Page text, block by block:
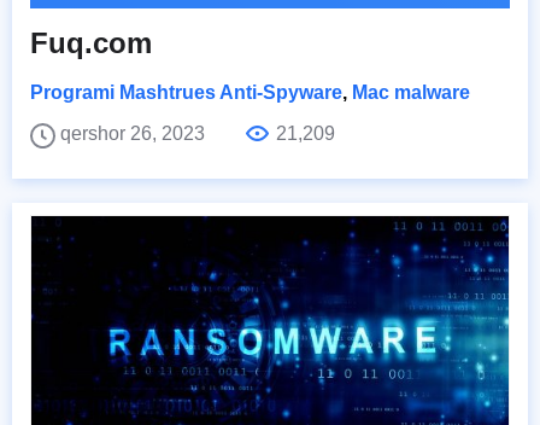
Fuq.com
Programi Mashtrues Anti-Spyware, Mac malware
qershor 26, 2023
21,209